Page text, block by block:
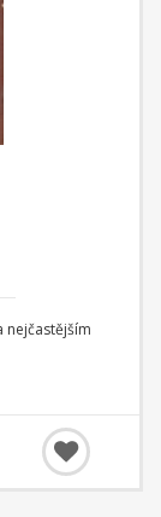
nejčastějším